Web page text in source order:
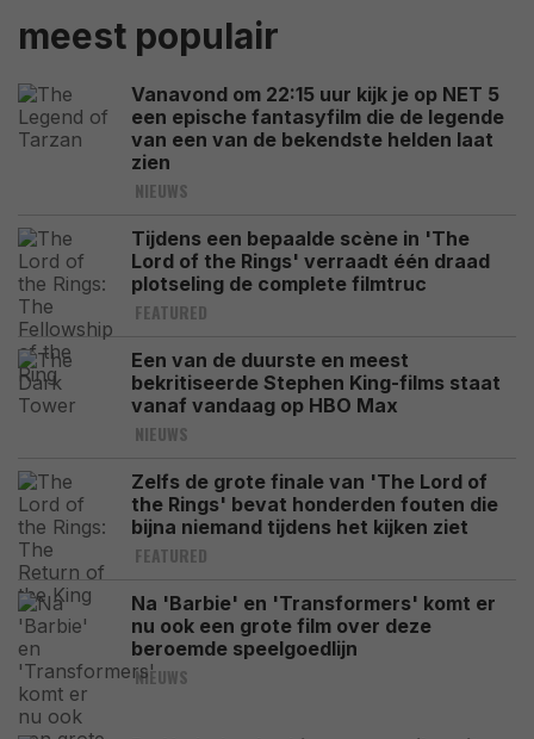
meest populair
Vanavond om 22:15 uur kijk je op NET 5
een epische fantasyfilm die de legende
van een van de bekendste helden laat
zien
NIEUWS
Tijdens een bepaalde scène in 'The
Lord of the Rings' verraadt één draad
plotseling de complete filmtruc
FEATURED
Een van de duurste en meest
bekritiseerde Stephen King-films staat
vanaf vandaag op HBO Max
NIEUWS
Zelfs de grote finale van 'The Lord of
the Rings' bevat honderden fouten die
bijna niemand tijdens het kijken ziet
FEATURED
Na 'Barbie' en 'Transformers' komt er
nu ook een grote film over deze
beroemde speelgoedlijn
NIEUWS